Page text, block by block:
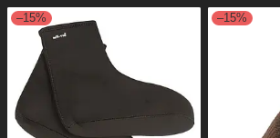
–15% –15%